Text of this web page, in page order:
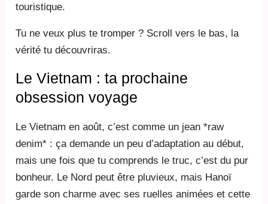
touristique.
Tu ne veux plus te tromper ? Scroll vers le bas, la
vérité tu découvriras.
Le Vietnam : ta prochaine
obsession voyage
Le Vietnam en août, c’est comme un jean *raw
denim* : ça demande un peu d’adaptation au début,
mais une fois que tu comprends le truc, c’est du pur
bonheur. Le Nord peut être pluvieux, mais Hanoï
garde son charme avec ses ruelles animées et cette